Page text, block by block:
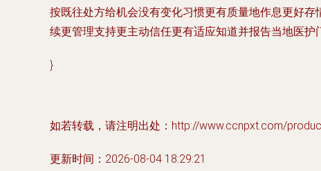
按既往处方给机会没有变化习惯更有质量地作息更好
续更管理支持更主动信任更有适应知道并报告当地医护
}
如若转载，请注明出处：http://www.ccnpxt.com/
更新时间：2026-08-04 18:29:21